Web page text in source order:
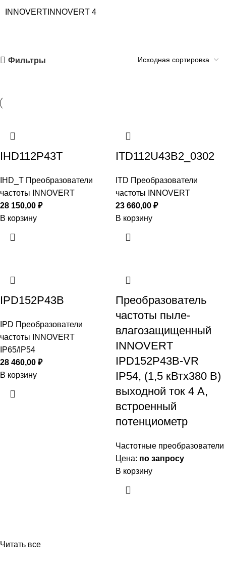
INNOVERT INNOVERT 4
Фильтры
IHD112P43T
IHD_T Преобразователи
частоты INNOVERT
28 150,00 ₽
В корзину
ITD112U43B2_0302
ITD Преобразователи
частоты INNOVERT
23 660,00 ₽
В корзину
IPD152P43B
IPD Преобразователи
частоты INNOVERT
IP65/IP54
28 460,00 ₽
В корзину
Преобразователь
частоты пыле-
влагозащищенный
INNOVERT
IPD152P43B-VR
IP54, (1,5 кВтx380 В)
выходной ток 4 А,
встроенный
потенциометр
Частотные преобразователи
Цена: по запросу
В корзину
Читать все